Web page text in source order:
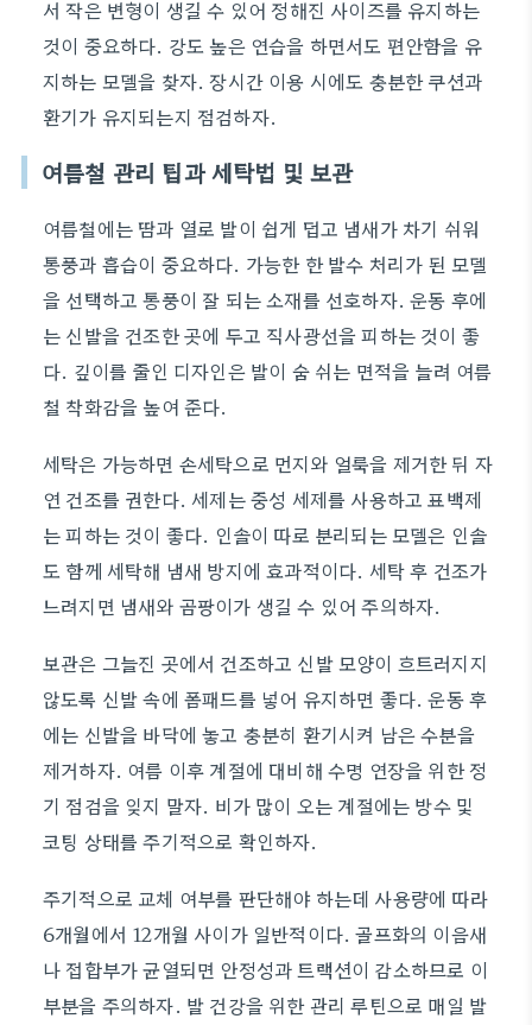
서 작은 변형이 생길 수 있어 정해진 사이즈를 유지하는
것이 중요하다. 강도 높은 연습을 하면서도 편안함을 유
지하는 모델을 찾자. 장시간 이용 시에도 충분한 쿠션과
환기가 유지되는지 점검하자.
여름철 관리 팁과 세탁법 및 보관
여름철에는 땀과 열로 발이 쉽게 덥고 냄새가 차기 쉬워
통풍과 흡습이 중요하다. 가능한 한 발수 처리가 된 모델
을 선택하고 통풍이 잘 되는 소재를 선호하자. 운동 후에
는 신발을 건조한 곳에 두고 직사광선을 피하는 것이 좋
다. 깊이를 줄인 디자인은 발이 숨 쉬는 면적을 늘려 여름
철 착화감을 높여 준다.
세탁은 가능하면 손세탁으로 먼지와 얼룩을 제거한 뒤 자
연 건조를 권한다. 세제는 중성 세제를 사용하고 표백제
는 피하는 것이 좋다. 인솔이 따로 분리되는 모델은 인솔
도 함께 세탁해 냄새 방지에 효과적이다. 세탁 후 건조가
느려지면 냄새와 곰팡이가 생길 수 있어 주의하자.
보관은 그늘진 곳에서 건조하고 신발 모양이 흐트러지지
않도록 신발 속에 폼패드를 넣어 유지하면 좋다. 운동 후
에는 신발을 바닥에 놓고 충분히 환기시켜 남은 수분을
제거하자. 여름 이후 계절에 대비해 수명 연장을 위한 정
기 점검을 잊지 말자. 비가 많이 오는 계절에는 방수 및
코팅 상태를 주기적으로 확인하자.
주기적으로 교체 여부를 판단해야 하는데 사용량에 따라
6개월에서 12개월 사이가 일반적이다. 골프화의 이음새
나 접합부가 균열되면 안정성과 트랙션이 감소하므로 이
부분을 주의하자. 발 건강을 위한 관리 루틴으로 매일 발